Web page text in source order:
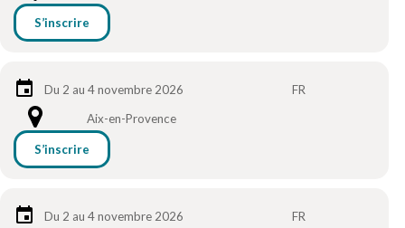
S’inscrire
Du 2 au 4 novembre 2026
FR
Aix-en-Provence
S’inscrire
Du 2 au 4 novembre 2026
FR